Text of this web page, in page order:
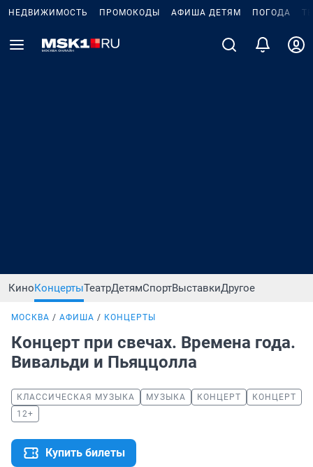
НЕДВИЖИМОСТЬ ПРОМОКОДЫ АФИША ДЕТЯМ ПОГОДА
КиноКонцертыТеатрДетямСпортВыставкиДругое
МОСКВА АФИША КОНЦЕРТЫ
Концерт при свечах. Времена года.
Вивальди и Пьяццолла
КЛАССИЧЕСКАЯ МУЗЫКА МУЗЫКА КОНЦЕРТ
КОНЦЕРТ
12+
Купить билеты